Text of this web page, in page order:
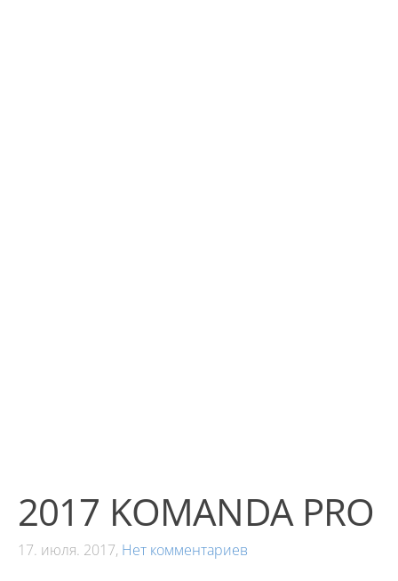
2017 KOMANDA PRO
17. июля. 2017, Нет комментариев